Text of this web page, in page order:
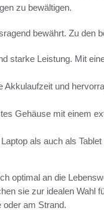
zu bewältigen.
bewährt. Zu den
starke Leistung. Mit
Akkulaufzeit und
Gehäuse mit einem
als auch als
optimal an die
sie zur idealen Wahl
oder am Strand.